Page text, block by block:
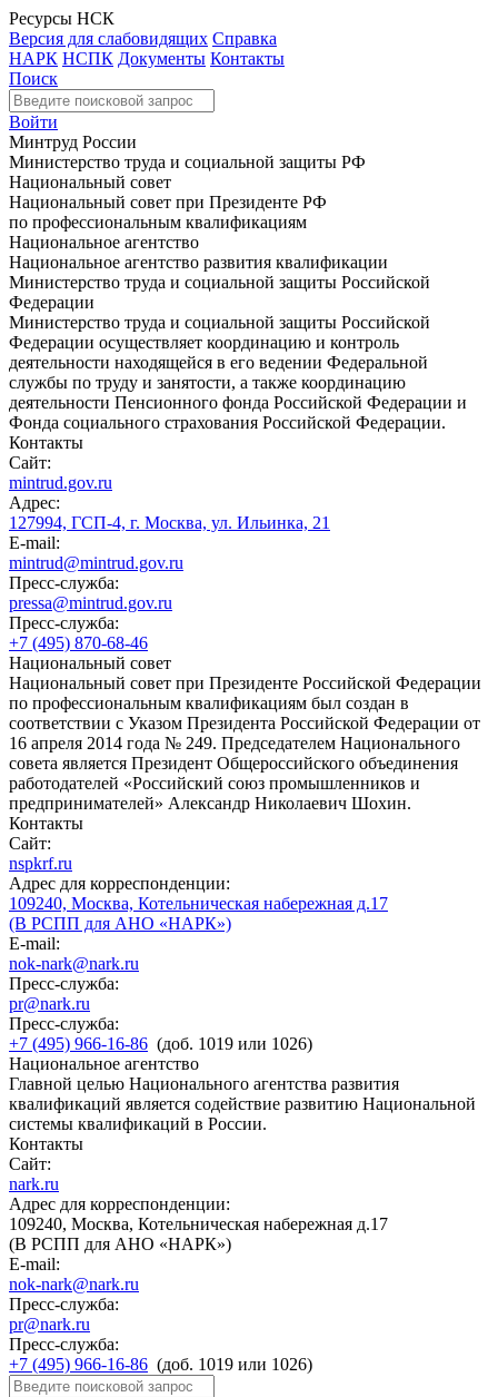
Ресурсы НСК
Версия для слабовидящих Справка
НАРК НСПК Документы Контакты
Поиск
Войти
Минтруд России
Министерство труда и социальной защиты РФ
Национальный совет
Национальный совет при Президенте РФ
по профессиональным квалификациям
Национальное агентство
Национальное агентство развития квалификации
Министерство труда и социальной защиты Российской
Федерации
Министерство труда и социальной защиты Российской
Федерации осуществляет координацию и контроль
деятельности находящейся в его ведении Федеральной
службы по труду и занятости, а также координацию
деятельности Пенсионного фонда Российской Федерации и
Фонда социального страхования Российской Федерации.
Контакты
Сайт:
mintrud.gov.ru
Адрес:
127994, ГСП-4, г. Москва, ул. Ильинка, 21
E-mail:
mintrud@mintrud.gov.ru
Пресс-служба:
pressa@mintrud.gov.ru
Пресс-служба:
+7 (495) 870-68-46
Национальный совет
Национальный совет при Президенте Российской Федерации
по профессиональным квалификациям был создан в
соответствии с Указом Президента Российской Федерации от
16 апреля 2014 года № 249. Председателем Национального
совета является Президент Общероссийского объединения
работодателей «Российский союз промышленников и
предпринимателей» Александр Николаевич Шохин.
Контакты
Сайт:
nspkrf.ru
Адрес для корреспонденции:
109240, Москва, Котельническая набережная д.17
(В РСПП для АНО «НАРК»)
E-mail:
nok-nark@nark.ru
Пресс-служба:
pr@nark.ru
Пресс-служба:
+7 (495) 966-16-86 (доб. 1019 или 1026)
Национальное агентство
Главной целью Национального агентства развития
квалификаций является содействие развитию Национальной
системы квалификаций в России.
Контакты
Сайт:
nark.ru
Адрес для корреспонденции:
109240, Москва, Котельническая набережная д.17
(В РСПП для АНО «НАРК»)
E-mail:
nok-nark@nark.ru
Пресс-служба:
pr@nark.ru
Пресс-служба:
+7 (495) 966-16-86 (доб. 1019 или 1026)